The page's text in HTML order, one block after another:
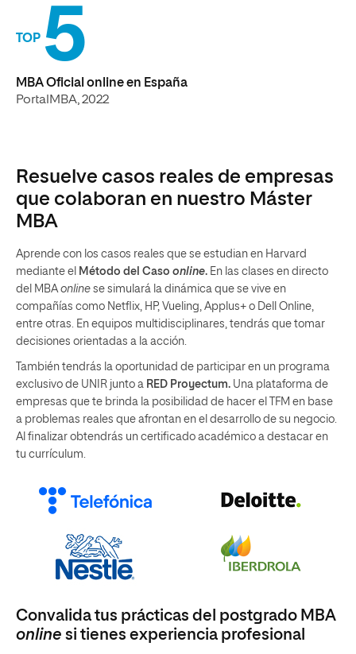
TOP 5
MBA Oficial online en España
PortalMBA, 2022
Resuelve casos reales de empresas
que colaboran en nuestro Máster
MBA
Aprende con los casos reales que se estudian en Harvard
mediante el Método del Caso online. En las clases en directo
del MBAonline se simulará la dinámica que se vive en
compañías como Netflix, HP, Vueling, Applus+ o Dell Online,
entre otras. En equipos multidisciplinares, tendrás que tomar
decisiones orientadas a la acción.
También tendrás la oportunidad de participar en un programa
exclusivo de UNIR junto a RED Proyectum. Una plataforma de
empresas que te brinda la posibilidad de hacer el TFM en base
a problemas reales que afrontan en el desarrollo de su negocio.
Al finalizar obtendrás un certificado académico a destacar en
tu currículum.
Convalida tus prácticas del postgrado MBA
online si tienes experiencia profesional